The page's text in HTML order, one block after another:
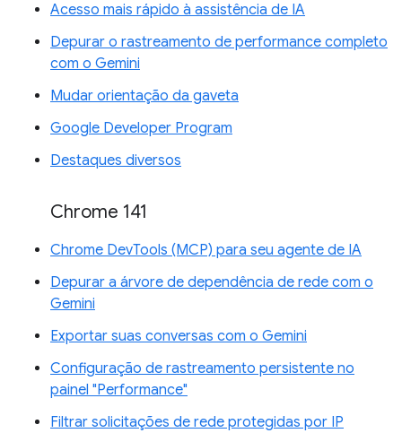
Acesso mais rápido à assistência de IA
Depurar o rastreamento de performance completo
com o Gemini
Mudar orientação da gaveta
Google Developer Program
Destaques diversos
Chrome 141
Chrome DevTools (MCP) para seu agente de IA
Depurar a árvore de dependência de rede com o
Gemini
Exportar suas conversas com o Gemini
Configuração de rastreamento persistente no
painel "Performance"
Filtrar solicitações de rede protegidas por IP